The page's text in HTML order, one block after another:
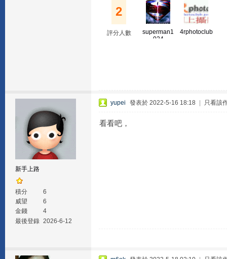
2
評分人數
superman1
024
4rphotoclub
新手上路
積分
6
威望
6
金錢
4
最後登錄 2026-6-12
yupei 發表於 2022-5-16 18:18 只看該
看看吧，